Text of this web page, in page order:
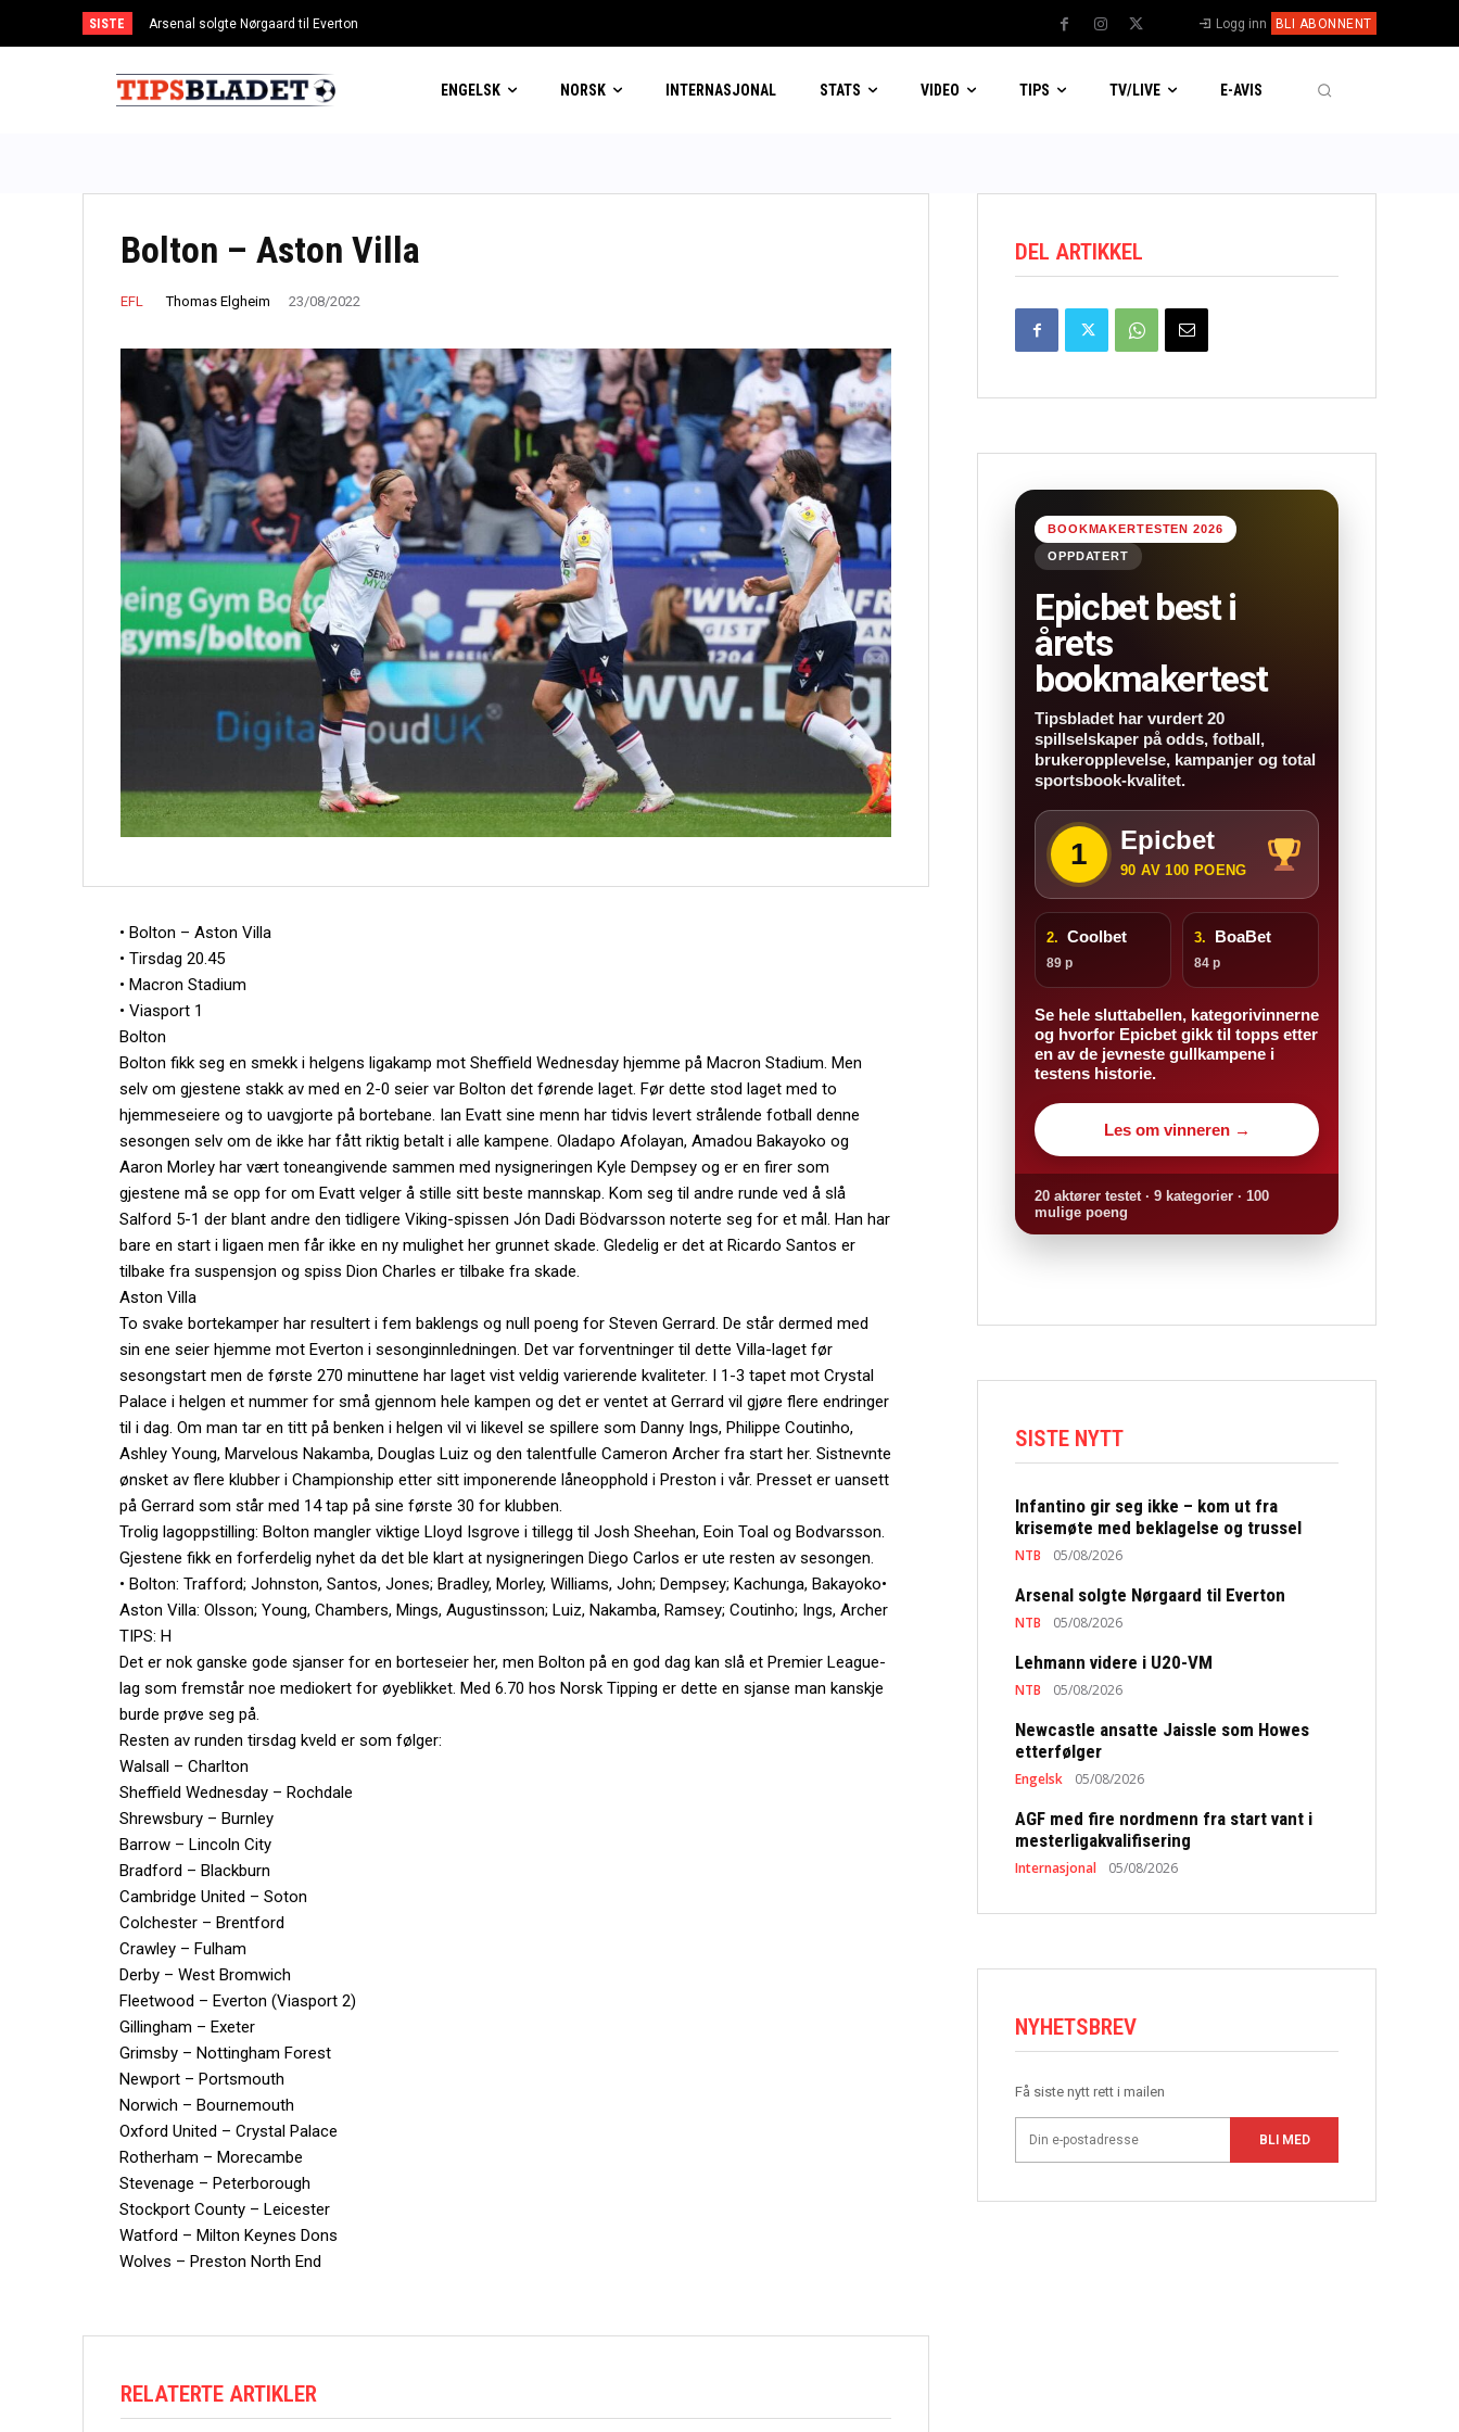
SISTE Arsenal solgte Nørgaard til Everton
Lehmann videre i U20-VM Logg inn BLI ABONNENT
ENGELSK NORSK INTERNASJONAL STATS VIDEO TIPS TV/LIVE E-AVIS
Bolton – Aston Villa
EFL Thomas Elgheim 23/08/2022
• Bolton – Aston Villa
• Tirsdag 20.45
• Macron Stadium
• Viasport 1
Bolton
Bolton fikk seg en smekk i helgens ligakamp mot Sheffield Wednesday hjemme på Macron Stadium. Men
selv om gjestene stakk av med en 2-0 seier var Bolton det førende laget. Før dette stod laget med to
hjemmeseiere og to uavgjorte på bortebane. Ian Evatt sine menn har tidvis levert strålende fotball denne
sesongen selv om de ikke har fått riktig betalt i alle kampene. Oladapo Afolayan, Amadou Bakayoko og
Aaron Morley har vært toneangivende sammen med nysigneringen Kyle Dempsey og er en firer som
gjestene må se opp for om Evatt velger å stille sitt beste mannskap. Kom seg til andre runde ved å slå
Salford 5-1 der blant andre den tidligere Viking-spissen Jón Dadi Bödvarsson noterte seg for et mål. Han har
bare en start i ligaen men får ikke en ny mulighet her grunnet skade. Gledelig er det at Ricardo Santos er
tilbake fra suspensjon og spiss Dion Charles er tilbake fra skade.
Aston Villa
To svake bortekamper har resultert i fem baklengs og null poeng for Steven Gerrard. De står dermed med
sin ene seier hjemme mot Everton i sesonginnledningen. Det var forventninger til dette Villa-laget før
sesongstart men de første 270 minuttene har laget vist veldig varierende kvaliteter. I 1-3 tapet mot Crystal
Palace i helgen et nummer for små gjennom hele kampen og det er ventet at Gerrard vil gjøre flere endringer
til i dag. Om man tar en titt på benken i helgen vil vi likevel se spillere som Danny Ings, Philippe Coutinho,
Ashley Young, Marvelous Nakamba, Douglas Luiz og den talentfulle Cameron Archer fra start her. Sistnevnte
ønsket av flere klubber i Championship etter sitt imponerende låneopphold i Preston i vår. Presset er uansett
på Gerrard som står med 14 tap på sine første 30 for klubben.
Trolig lagoppstilling: Bolton mangler viktige Lloyd Isgrove i tillegg til Josh Sheehan, Eoin Toal og Bodvarsson.
Gjestene fikk en forferdelig nyhet da det ble klart at nysigneringen Diego Carlos er ute resten av sesongen.
• Bolton: Trafford; Johnston, Santos, Jones; Bradley, Morley, Williams, John; Dempsey; Kachunga, Bakayoko•
Aston Villa: Olsson; Young, Chambers, Mings, Augustinsson; Luiz, Nakamba, Ramsey; Coutinho; Ings, Archer
TIPS: H
Det er nok ganske gode sjanser for en borteseier her, men Bolton på en god dag kan slå et Premier League-
lag som fremstår noe mediokert for øyeblikket. Med 6.70 hos Norsk Tipping er dette en sjanse man kanskje
burde prøve seg på.
Resten av runden tirsdag kveld er som følger:
Walsall – Charlton
Sheffield Wednesday – Rochdale
Shrewsbury – Burnley
Barrow – Lincoln City
Bradford – Blackburn
Cambridge United – Soton
Colchester – Brentford
Crawley – Fulham
Derby – West Bromwich
Fleetwood – Everton (Viasport 2)
Gillingham – Exeter
Grimsby – Nottingham Forest
Newport – Portsmouth
Norwich – Bournemouth
Oxford United – Crystal Palace
Rotherham – Morecambe
Stevenage – Peterborough
Stockport County – Leicester
Watford – Milton Keynes Dons
Wolves – Preston North End
RELATERTE ARTIKLER
DEL ARTIKKEL
BOOKMAKERTESTEN 2026
OPPDATERT
Epicbet best i
årets
bookmakertest
Tipsbladet har vurdert 20
spillselskaper på odds, fotball,
brukeropplevelse, kampanjer og total
sportsbook-kvalitet.
1 Epicbet
90 AV 100 POENG
2. Coolbet
89 p
3. BoaBet
84 p
Se hele sluttabellen, kategorivinnerne
og hvorfor Epicbet gikk til topps etter
en av de jevneste gullkampene i
testens historie.
Les om vinneren →
20 aktører testet · 9 kategorier · 100
mulige poeng
SISTE NYTT
Infantino gir seg ikke – kom ut fra
krisemøte med beklagelse og trussel
NTB 05/08/2026
Arsenal solgte Nørgaard til Everton
NTB 05/08/2026
Lehmann videre i U20-VM
NTB 05/08/2026
Newcastle ansatte Jaissle som Howes
etterfølger
Engelsk 05/08/2026
AGF med fire nordmenn fra start vant i
mesterligakvalifisering
Internasjonal 05/08/2026
NYHETSBREV
Få siste nytt rett i mailen
BLI MED